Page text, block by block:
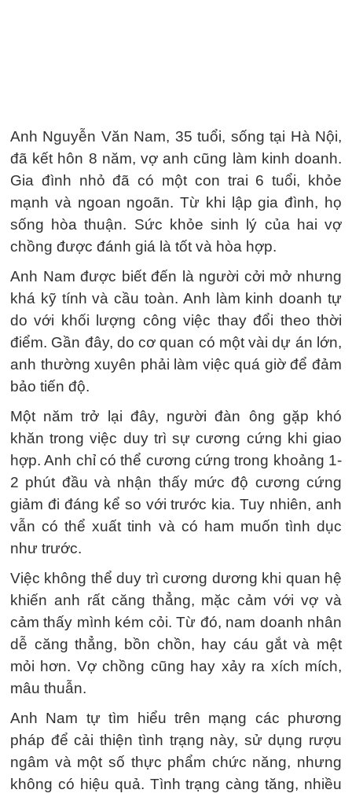
Anh Nguyễn Văn Nam, 35 tuổi, sống tại Hà Nội,
đã kết hôn 8 năm, vợ anh cũng làm kinh doanh.
Gia đình nhỏ đã có một con trai 6 tuổi, khỏe
mạnh và ngoan ngoãn. Từ khi lập gia đình, họ
sống hòa thuận. Sức khỏe sinh lý của hai vợ
chồng được đánh giá là tốt và hòa hợp.
Anh Nam được biết đến là người cởi mở nhưng
khá kỹ tính và cầu toàn. Anh làm kinh doanh tự
do với khối lượng công việc thay đổi theo thời
điểm. Gần đây, do cơ quan có một vài dự án lớn,
anh thường xuyên phải làm việc quá giờ để đảm
bảo tiến độ.
Một năm trở lại đây, người đàn ông gặp khó
khăn trong việc duy trì sự cương cứng khi giao
hợp. Anh chỉ có thể cương cứng trong khoảng 1-
2 phút đầu và nhận thấy mức độ cương cứng
giảm đi đáng kể so với trước kia. Tuy nhiên, anh
vẫn có thể xuất tinh và có ham muốn tình dục
như trước.
Việc không thể duy trì cương dương khi quan hệ
khiến anh rất căng thẳng, mặc cảm với vợ và
cảm thấy mình kém cỏi. Từ đó, nam doanh nhân
dễ căng thẳng, bồn chồn, hay cáu gắt và mệt
mỏi hơn. Vợ chồng cũng hay xảy ra xích mích,
mâu thuẫn.
Anh Nam tự tìm hiểu trên mạng các phương
pháp để cải thiện tình trạng này, sử dụng rượu
ngâm và một số thực phẩm chức năng, nhưng
không có hiệu quả. Tình trạng càng tăng, nhiều